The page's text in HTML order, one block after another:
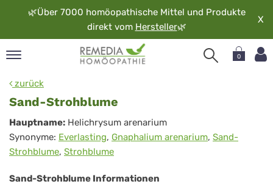
🌿Über 7000 homöopathische Mittel und Produkte
direkt vom Hersteller🌿
X
0
zurück
Sand-Strohblume
Sand-
Strohblume
Hauptname: Helichrysum arenarium
Synonyme: Everlasting, Gnaphalium arenarium, Sand-
Strohblume, Strohblume
Sand-Strohblume Informationen